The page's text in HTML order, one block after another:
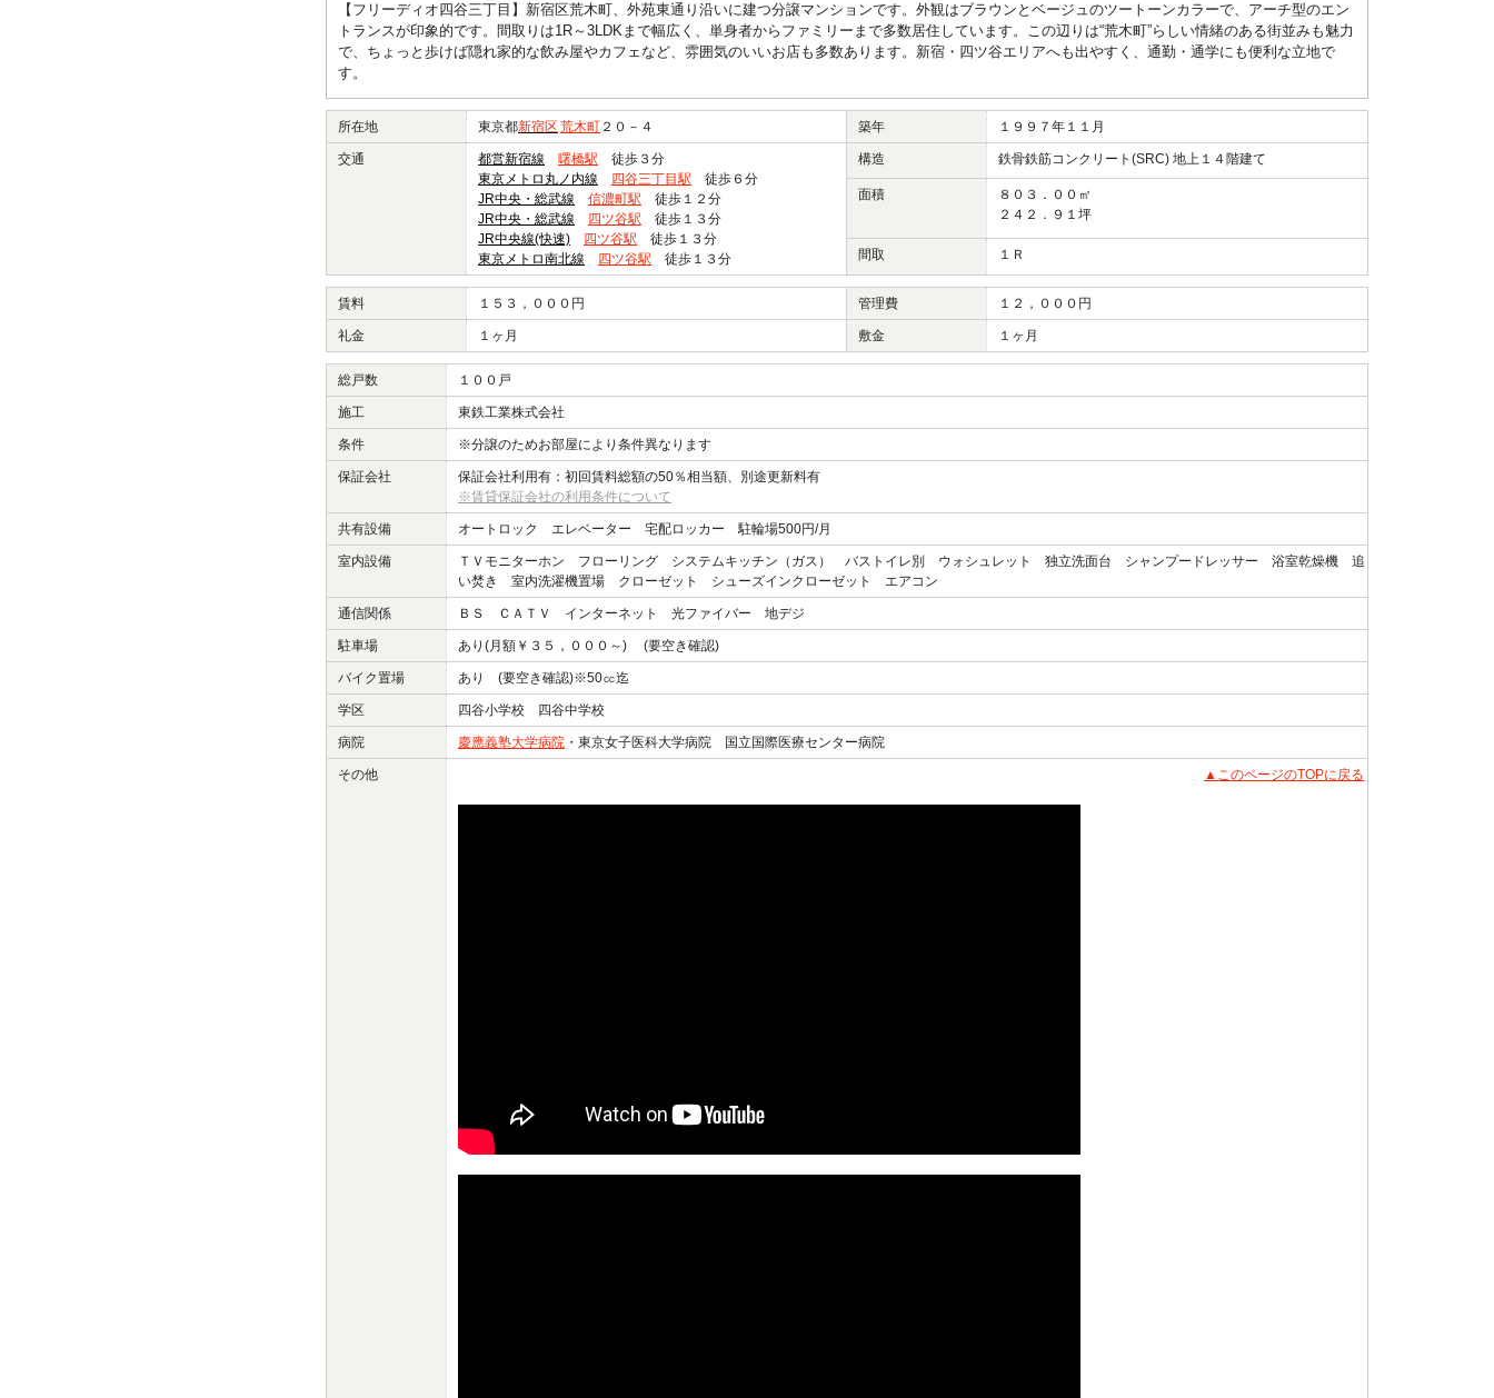
【フリーディオ四谷三丁目】新宿区荒木町、外苑東通り沿いに建つ分譲マンションです。外観はブラウンとベージュのツートーンカラーで、アーチ型のエン
トランスが印象的です。間取りは1R～3LDKまで幅広く、単身者からファミリーまで多数居住しています。この辺りは“荒木町”らしい情緒のある街並みも魅力
で、ちょっと歩けば隠れ家的な飲み屋やカフェなど、雰囲気のいいお店も多数あります。新宿・四ツ谷エリアへも出やすく、通勤・通学にも便利な立地で
す。
所在地 東京都新宿区 荒木町 ２０－４ 築年 １９９７年１１月
交通 都営新宿線 曙橋駅 徒歩３分
東京メトロ丸ノ内線
四谷三丁目駅 徒歩６分
JR中央・総武線
信濃町駅 徒歩１２分
JR中央・総武線
四ツ谷駅 徒歩１３分
JR中央線(快速)
四ツ谷駅 徒歩１３分
東京メトロ南北線
四ツ谷駅 徒歩１３分
構造 鉄骨鉄筋コンクリート(SRC) 地上１４階建て
面積
８０３．００㎡
２４２．９１坪
間取 １Ｒ
賃料 １５３，０００円 管理費 １２，０００円
礼金 １ヶ月 敷金 １ヶ月
総戸数 １００戸
施工 東鉄工業株式会社
条件 ※分譲のためお部屋により条件異なります
保証会社
保証会社利用有：初回賃料総額の50％相当額、別途更新料有
※賃貸保証会社の利用条件について
共有設備 オートロック エレベーター 宅配ロッカー 駐輪場500円/月
室内設備
ＴＶモニターホン フローリング システムキッチン（ガス） バストイレ別 ウォシュレット 独立洗面台 シャンプードレッサー 浴室乾燥機 追
い焚き 室内洗濯機置場 クローゼット シューズインクローゼット エアコン
通信関係 ＢＳ ＣＡＴＶ インターネット 光ファイバー 地デジ
駐車場 あり(月額￥３５，０００～) (要空き確認)
バイク置場 あり (要空き確認)※50㏄迄
学区 四谷小学校 四谷中学校
病院 慶應義塾大学病院 ・東京女子医科大学病院 国立国際医療センター病院
その他 ▲このページのTOPに戻る